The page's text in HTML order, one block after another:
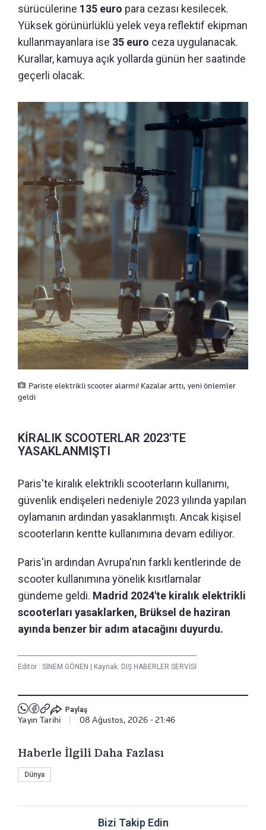
sürücülerine 135 euro para cezası kesilecek.
Yüksek görünürlüklü yelek veya reflektif ekipman
kullanmayanlara ise 35 euro ceza uygulanacak.
Kurallar, kamuya açık yollarda günün her saatinde
geçerli olacak.
Pariste elektrikli scooter alarmı! Kazalar arttı, yeni önlemler
geldi
KİRALIK SCOOTERLAR 2023'TE
YASAKLANMIŞTI
Paris'te kiralık elektrikli scooterların kullanımı,
güvenlik endişeleri nedeniyle 2023 yılında yapılan
oylamanın ardından yasaklanmıştı. Ancak kişisel
scooterların kentte kullanımına devam ediliyor.
Paris'in ardından Avrupa'nın farklı kentlerinde de
scooter kullanımına yönelik kısıtlamalar
gündeme geldi. Madrid 2024'te kiralık elektrikli
scooterları yasaklarken, Brüksel de haziran
ayında benzer bir adım atacağını duyurdu.
Editör : SİNEM GÖNEN Kaynak: DIŞ HABERLER SERVİSİ
Paylaş
Yayın Tarihi 08 Ağustos, 2026 - 21:46
Haberle İlgili Daha Fazlası
Dünya
Bizi Takip Edin